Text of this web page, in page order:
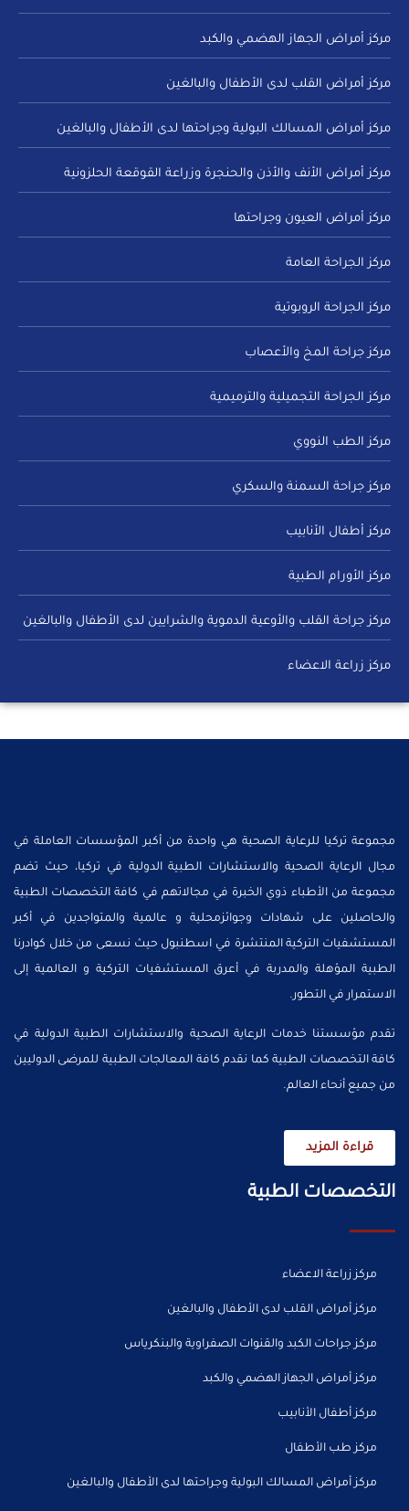
مركز أمراض الجهاز الهضمي والكبد
مركز أمراض القلب لدى الأطفال والبالغين
مركز أمراض المسالك البولية وجراحتها لدى الأطفال والبالغين
مركز أمراض الأنف والأذن والحنجرة وزراعة القوقعة الحلزونية
مركز أمراض العيون وجراحتها
مركز الجراحة العامة
مركز الجراحة الروبوتية
مركز جراحة المخ والأعصاب
مركز الجراحة التجميلية والترميمية
مركز الطب النووي
مركز جراحة السمنة والسكري
مركز أطفال الأنابيب
مركز الأورام الطبية
مركز جراحة القلب والأوعية الدموية والشرايين لدى الأطفال والبالغين
مركز زراعة الاعضاء
مجموعة تركيا للرعاية الصحية هي واحدة من أكبر المؤسسات العاملة في
مجال الرعاية الصحية والاستشارات الطبية الدولية في تركيا، حيث تضم
مجموعة من الأطباء ذوي الخبرة في مجالاتهم في كافة التخصصات الطبية
والحاصلين على شهادات وجوائزمحلية و عالمية والمتواجدين في أكبر
المستشفيات التركية المنتشرة في اسطنبول حيث نسعى من خلال كوادرنا
الطبية المؤهلة والمدربة في أعرق المستشفيات التركية و العالمية إلى
الاستمرار في التطور.
تقدم مؤسستنا خدمات الرعاية الصحية والاستشارات الطبية الدولية في
كافة التخصصات الطبية كما نقدم كافة المعالجات الطبية للمرضى الدوليين
من جميع أنحاء العالم.
قراءة المزيد
التخصصات الطبية
مركز زراعة الاعضاء
مركز أمراض القلب لدى الأطفال والبالغين
مركز جراحات الكبد والقنوات الصفراوية والبنكرياس
مركز أمراض الجهاز الهضمي والكبد
مركز أطفال الأنابيب
مركز طب الأطفال
مركز أمراض المسالك البولية وجراحتها لدى الأطفال والبالغين